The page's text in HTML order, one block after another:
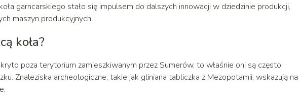
garncarskiego stało się impulsem do dalszych innowacji w dziedzinie produkcji,
maszyn produkcyjnych.
koła?
poza terytorium zamieszkiwanym przez Sumerów, to właśnie oni są często
Znaleziska archeologiczne, takie jak gliniana tabliczka z Mezopotamii, wskazują na